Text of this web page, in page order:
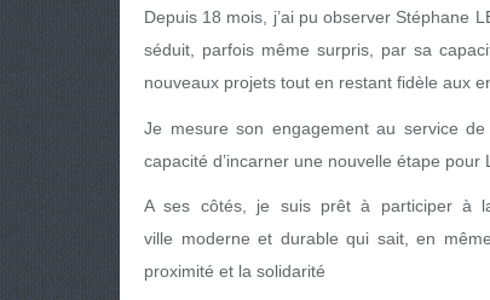
Depuis 18 mois, j’ai pu observer Stéphane
séduit, parfois même surpris, par sa
nouveaux projets tout en restant fidèle aux
Je mesure son engagement au service
capacité d’incarner une nouvelle étape pour
A ses côtés, je suis prêt à participer à
ville moderne et durable qui sait, en
proximité et la solidarité